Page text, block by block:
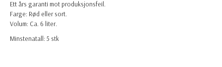
Ett års garanti mot produksjonsfeil.
Farge: Rød eller sort.
Volum: Ca. 6 liter.
Minstenatall: 5 stk